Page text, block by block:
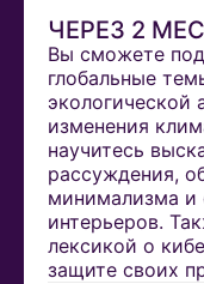
ЧЕРЕЗ 2
Вы сможете
глобальные
экологической
изменения
научитесь
рассуждения,
минимализма и
интерьеров.
лексикой о
защите своих